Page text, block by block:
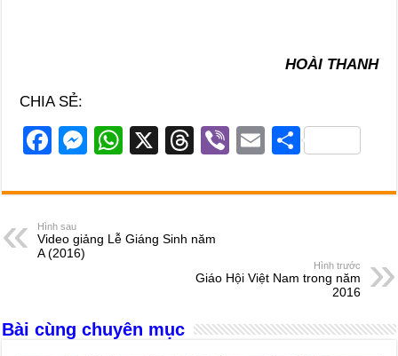
HOÀI THANH
CHIA SẺ:
F
c
e
b
k
M
ss
n
W
at
A
X
T
e
d
s
Vi
er
E
ail
S
ar
Hình sau
Video giảng Lễ Giáng Sinh năm
A (2016)
Hình trước
Giáo Hội Việt Nam trong năm
2016
Bài cùng chuyên mục